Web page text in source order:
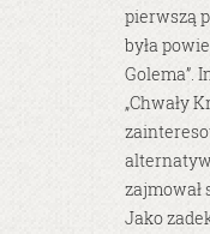
pierwszą
była
Golema”.
„Chwały
zajmował
Jako